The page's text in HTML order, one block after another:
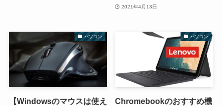
2021年4月13日
パソコン
【Windowsのマウスは使え
パソコン
Chromebookのおすすめ機